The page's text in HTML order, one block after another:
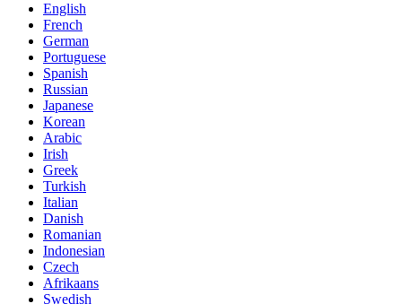
English
French
German
Portuguese
Spanish
Russian
Japanese
Korean
Arabic
Irish
Greek
Turkish
Italian
Danish
Romanian
Indonesian
Czech
Afrikaans
Swedish